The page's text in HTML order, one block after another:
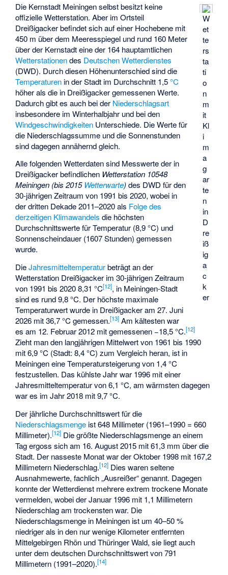
W
et
te
rs
ta
ti
o
n
m
it
Kl
i
m
a
g
ar
te
n
in
D
re
iß
ig
a
c
k
er
Die Kernstadt Meiningen selbst besitzt keine
offizielle Wetterstation. Aber im Ortsteil
Dreißigacker befindet sich auf einer Hochebene mit
450 m über dem Meeresspiegel und rund 160 Meter
über der Kernstadt eine der 164 hauptamtlichen
Wetterstationendes Deutschen Wetterdienstes
(DWD). Durch diesen Höhenunterschied sind die
Temperaturen in der Stadt im Durchschnitt 1,5°C
höher als die in Dreißigacker gemessenen Werte.
Dadurch gibt es auch bei der Niederschlagsart
insbesondere im Winterhalbjahr und bei den
Windgeschwindigkeiten Unterschiede. Die Werte für
die Niederschlagssumme und die Sonnenstunden
sind dagegen annähernd gleich.
Alle folgenden Wetterdaten sind Messwerte der in
Dreißigacker befindlichen Wetterstation 10548
Meiningen (bis 2015 Wetterwarte)des DWD für den
30-jährigen Zeitraum von 1991 bis 2020, wobei in
der dritten Dekade 2011–2020 als Folge des
derzeitigen Klimawandels die höchsten
Durchschnittswerte für Temperatur (8,9 °C) und
Sonnenscheindauer (1607 Stunden) gemessen
wurde.
DieJahresmitteltemperaturbeträgt an der
Wetterstation Dreißigacker im 30-jährigen Zeitraum
von 1991 bis 2020 8,31 °C[12], in Meiningen-Stadt
sind es rund 9,8 °C. Der höchste maximale
Temperaturwert wurde in Dreißigacker am 27. Juni
2026 mit 36,7 °C gemessen.[13] Am kältesten war
es am 12. Februar 2012 mit gemessenen −18,5 °C.[12]
Zieht man den langjährigen Mittelwert von 1961 bis 1990
mit 6,9 °C (Stadt: 8,4 °C) zum Vergleich heran, ist in
Meiningen eine Temperatursteigerung von 1,4 °C
festzustellen. Das kühlste Jahr war 1996 mit einer
Jahresmitteltemperatur von 6,1 °C, am wärmsten dagegen
war es im Jahr 2018 mit 9,7 °C.
Der jährliche Durchschnittswert für die
Niederschlagsmenge ist 648 Millimeter (1961–1990 = 660
Millimeter).[12] Die größte Niederschlagsmenge an einem
Tag ergoss sich am 16. August 2015 mit 61,3 mm über die
Stadt. Der nasseste Monat war der Oktober 1998 mit 167,2
Millimetern Niederschlag.[12] Dies waren seltene
Ausnahmewerte, fachlich „Ausreißer“ genannt. Dagegen
konnte der Wetterdienst mehrere extrem trockene Monate
vermelden, wobei der Januar 1996 mit 1,1 Millimetern
Niederschlag am trockensten war. Die
Niederschlagsmenge in Meiningen ist um 40–50 %
niedriger als in den nur wenige Kilometer entfernten
Mittelgebirgen Rhön und Thüringer Wald, sie liegt auch
unter dem deutschen Durchschnittswert von 791
Millimetern (1991–2020).[14]